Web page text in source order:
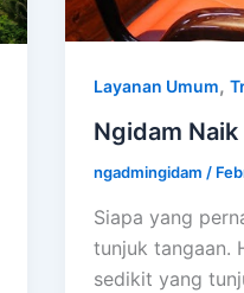
Layanan Umum,
Ngidam
ngadmingidam/
Siapa yang
tunjuk tangaan.
sedikit yang